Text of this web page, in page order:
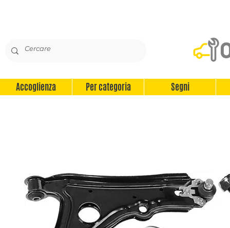
Accoglienza Per categoria Segni